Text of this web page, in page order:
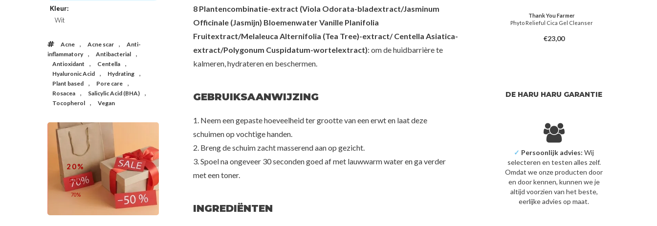
Kleur:
Wit
Acne , Acne scar ,
Anti-
inflammatory
, Antibacterial ,
Antioxidant , Centella ,
Hyaluronic Acid , Hydrating ,
Plant based , Pore care ,
Rosacea , Salicylic Acid (BHA) ,
Tocopherol , Vegan
20%
50%
70%
20%
8 Plantencombinatie-extract (Viola Odorata-bladextract/Jasminum
Officinale (Jasmijn) Bloemenwater Vanille Planifolia
Fruitextract/Melaleuca Alternifolia (Tea Tree)-extract/ Centella Asiatica-
extract/Polygonum Cuspidatum-wortelextract): om de huidbarrière te
kalmeren, hydrateren en beschermen.
GEBRUIKSAANWIJZING
1. Neem een gepaste hoeveelheid ter grootte van een erwt en laat deze
schuimen op vochtige handen.
2. Breng de schuim zacht masserend aan op gezicht.
3. Spoel na ongeveer 30 seconden goed af met lauwwarm water en ga verder
met een toner.
INGREDIËNTEN
Green Tea Pure Cleansing Balm
Mindful Bubble Cleanse
€23,00
Cellup Micro Foam Cleanser
€24,00 €33,00
Thank You Farmer
Phyto Relieful Cica Gel Cleanser
€23,00
DE HARU HARU GARANTIE
✓ Persoonlijk advies: Wij
selecteren en testen alles zelf.
Omdat we onze producten door
en door kennen, kunnen we je
altijd voorzien van het beste,
eerlijke advies op maat.